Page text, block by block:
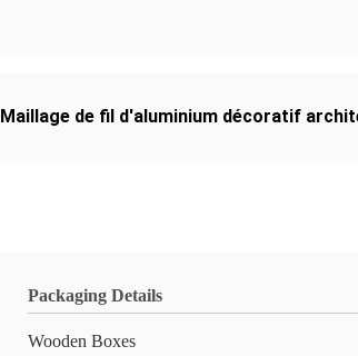
Maillage de fil d'aluminium décoratif
Packaging Details
Wooden Boxes